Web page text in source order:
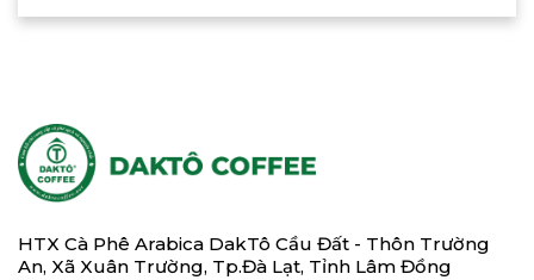
HTX Cà Phê Arabica DakTô Cầu Đất - Thôn Trường
An, Xã Xuân Trường, Tp.Đà Lạt, Tỉnh Lâm Đồng